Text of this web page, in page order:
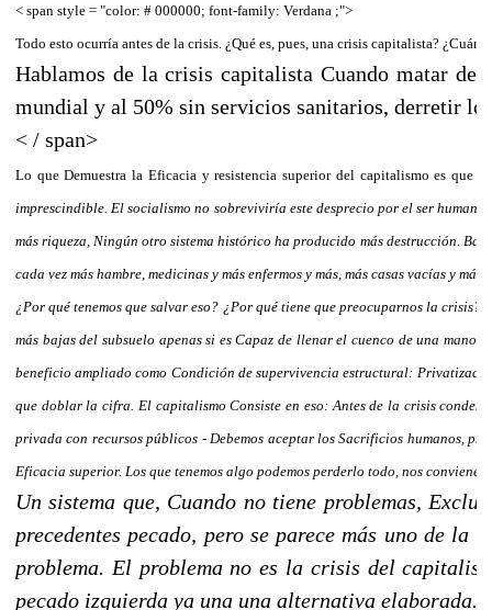
< span style = "color: # 000000; font-family: Verdana ;">
Todo esto ocurría antes de la crisis. ¿Qué es, pues, una crisis capitalista?
Hablamos de la crisis capitalista Cuando matar de
mundial y al 50% sin servicios sanitarios, derretir
< / span>
Lo que Demuestra la Eficacia y resistencia superior del capitalismo es que
imprescindible. El socialismo no sobreviviría este desprecio por el ser
más riqueza, Ningún otro sistema histórico ha producido más destrucción.
cada vez más hambre, medicinas y más enfermos y más, más casas vacías y
¿Por qué tenemos que salvar eso? ¿Por qué tiene que preocuparnos la
más bajas del subsuelo apenas si es Capaz de llenar el cuenco de una
beneficio ampliado como Condición de supervivencia estructural:
que doblar la cifra. El capitalismo Consiste en eso: Antes de la crisis
privada con recursos públicos - Debemos aceptar los Sacrificios humanos,
Eficacia superior. Los que tenemos algo podemos perderlo todo, nos
Un sistema que, Cuando no tiene problemas,
precedentes pecado, pero se parece más uno de
problema. El problema no es la crisis del
pecado izquierda ya una una alternativa elaborada.